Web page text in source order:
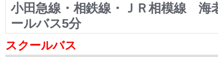
小田急線・相鉄線・ＪＲ相模線 海
ールバス5分
スクールバス